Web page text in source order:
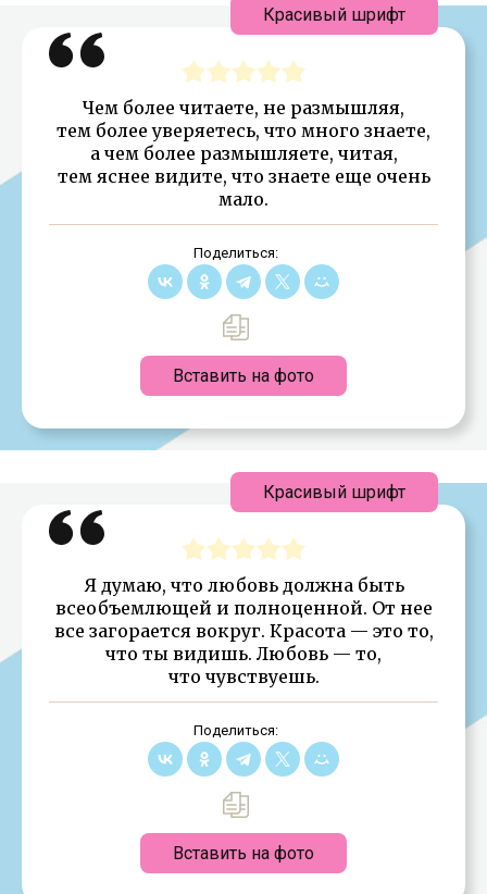
Чем более читаете, не размышляя,
тем более уверяетесь, что много знаете,
а чем более размышляете, читая,
тем яснее видите, что знаете еще очень
мало.
Поделиться:
Вставить на фото
Красивый шрифт
Я думаю, что любовь должна быть
всеобъемлющей и полноценной. От нее
все загорается вокруг. Красота — это то,
что ты видишь. Любовь — то,
что чувствуешь.
Поделиться:
Вставить на фото
Красивый шрифт